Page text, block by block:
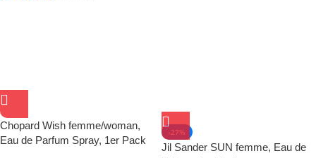
Chopard Wish femme/woman,
Eau de Parfum Spray, 1er Pack
-27%
Jil Sander SUN femme, Eau de